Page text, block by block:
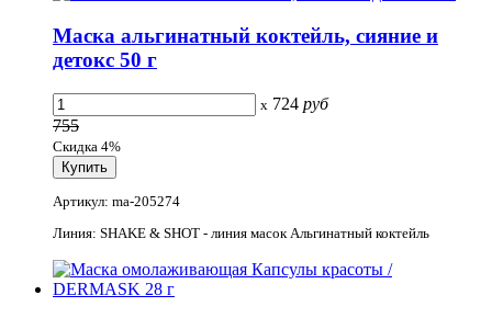
Маска альгинатный коктейль, сияние и
детокс 50 г
x 724 руб
755
Скидка 4%
Артикул: ma-205274
Линия: SHAKE & SHOT - линия масок Альгинатный коктейль